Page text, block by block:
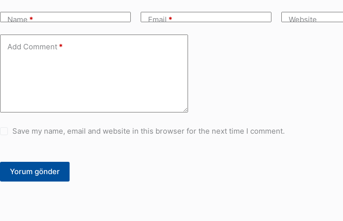
Name* Email* Website
Add Comment *
Save my name, email and website in this browser for the next time I comment.
Yorum gönder